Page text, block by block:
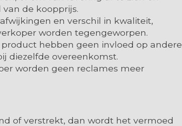
de koopprijs.
en verschil in kwaliteit,
worden tegengeworpen.
hebben geen invloed op andere
diezelfde overeenkomst.
worden geen reclames meer
of verstrekt, dan wordt het vermoed